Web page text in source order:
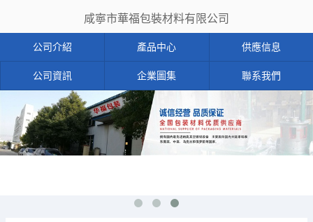
咸寧市華福包裝材料有限公司
公司介紹 產品中心 供應信息
公司資訊 企業圖集 聯系我們